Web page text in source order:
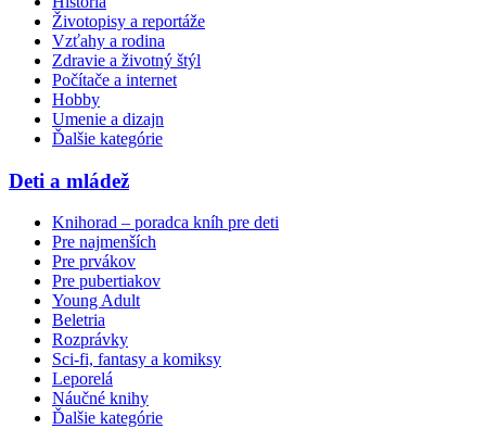
Životopisy a reportáže
Vzťahy a rodina
Zdravie a životný štýl
Počítače a internet
Hobby
Umenie a dizajn
Ďalšie kategórie
Deti a mládež
Knihorad – poradca kníh pre deti
Pre najmenších
Pre prvákov
Pre pubertiakov
Young Adult
Beletria
Rozprávky
Sci-fi, fantasy a komiksy
Leporelá
Náučné knihy
Ďalšie kategórie